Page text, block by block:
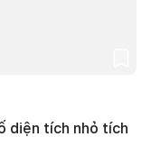
diện tích nhỏ tích